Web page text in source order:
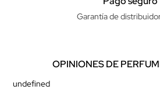
Garantía de
OPINIONES DE
undefined